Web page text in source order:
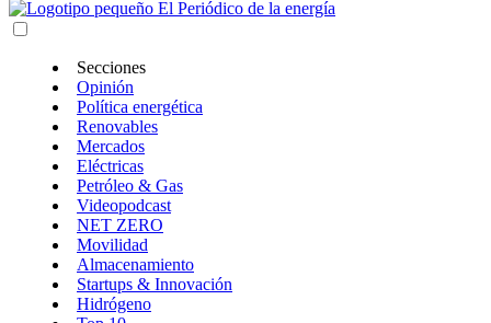
Secciones
Opinión
Política energética
Renovables
Mercados
Eléctricas
Petróleo & Gas
Videopodcast
NET ZERO
Movilidad
Almacenamiento
Startups & Innovación
Hidrógeno